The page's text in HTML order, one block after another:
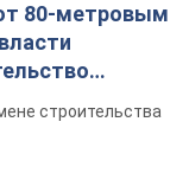
80-метровым
строительства